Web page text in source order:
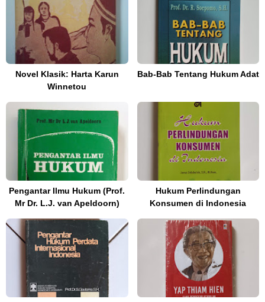
Novel Klasik: Harta Karun
Winnetou
Bab-Bab Tentang Hukum Adat
Pengantar Ilmu Hukum (Prof.
Mr Dr. L.J. van Apeldoorn)
Hukum Perlindungan
Konsumen di Indonesia